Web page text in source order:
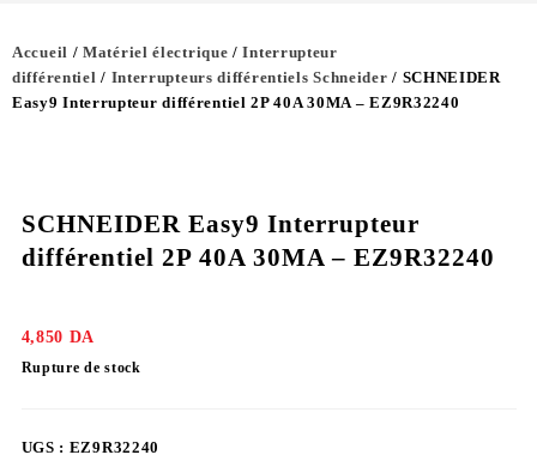
Accueil /Matériel électrique /Interrupteur
différentiel / Interrupteurs différentiels Schneider / SCHNEIDER
Easy9 Interrupteur différentiel 2P 40A 30MA – EZ9R32240
SCHNEIDER Easy9 Interrupteur
différentiel 2P 40A 30MA – EZ9R32240
4,850 DA
Rupture de stock
UGS : EZ9R32240